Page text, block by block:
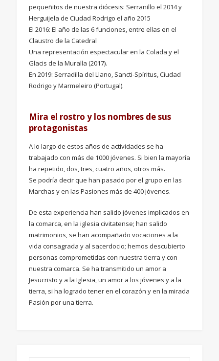
pequeñitos de nuestra diócesis: Serranillo el 2014 y
Herguijela de Ciudad Rodrigo el año 2015
El 2016: El año de las 6 funciones, entre ellas en el
Claustro de la Catedral
Una representación espectacular en la Colada y el
Glacis de la Muralla (2017).
En 2019: Serradilla del Llano, Sancti-Spíritus, Ciudad
Rodrigo y Marmeleiro (Portugal).
Mira el rostro y los nombres de sus
protagonistas
A lo largo de estos años de actividades se ha
trabajado con más de 1000 jóvenes. Si bien la mayoría
ha repetido, dos, tres, cuatro años, otros más.
Se podría decir que han pasado por el grupo en las
Marchas y en las Pasiones más de 400 jóvenes.
De esta experiencia han salido jóvenes implicados en
la comarca, en la iglesia civitatense; han salido
matrimonios, se han acompañado vocaciones a la
vida consagrada y al sacerdocio; hemos descubierto
personas comprometidas con nuestra tierra y con
nuestra comarca. Se ha transmitido un amor a
Jesucristo y a la Iglesia, un amor a los jóvenes y a la
tierra, si ha logrado tener en el corazón y en la mirada
Pasión por una tierra.